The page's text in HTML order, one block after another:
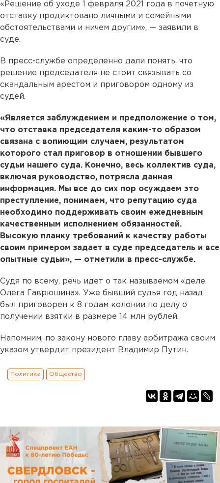
«Решение об уходе 1 февраля 2021 года в почетную
отставку продиктовано личными и семейными
обстоятельствами и ничем другим», — заявили в
суде.
В пресс-службе определенно дали понять, что
решение председателя не стоит связывать со
скандальным арестом и приговором одному из
судей.
«Является заблуждением и предположение о том,
что отставка председателя каким-то образом
связана с вопиющим случаем, результатом
которого стал приговор в отношении бывшего
судьи нашего суда. Конечно, весь коллектив суда,
включая руководство, потрясла данная
информация. Мы все до сих пор осуждаем это
преступление, понимаем, что репутацию суда
необходимо поддерживать своим ежедневным
качественным исполнением обязанностей.
Высокую планку требований к качеству работы
своим примером задает в суде председатель и все
опытные судьи», — отметили в пресс-службе.
Судя по всему, речь идет о так называемом «деле
Олега Гаврюшина». Уже бывший судья год назад
был приговорен к 8 годам колонии по делу о
получении взятки в размере 14 млн рублей.
Напомним, по закону нового главу арбитража своим
указом утвердит президент Владимир Путин.
Политика Общество